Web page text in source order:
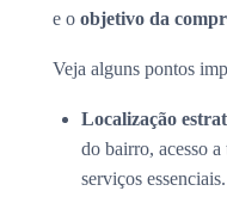
e o objetivo da
Veja alguns pontos
Localização
do bairro, acesso
serviços